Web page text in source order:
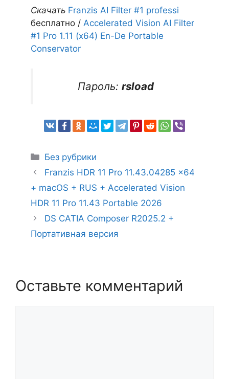
Скачать Franzis AI Filter #1 professi
бесплатно / Accelerated Vision AI Filter
#1 Pro 1.11 (x64) En-De Portable
Conservator
Пароль: rsload
Рубрики
Без рубрики
Franzis HDR 11 Pro 11.43.04285 x64
+ macOS + RUS + Accelerated Vision
HDR 11 Pro 11.43 Portable 2026
DS CATIA Composer R2025.2 +
Портативная версия
Оставьте комментарий